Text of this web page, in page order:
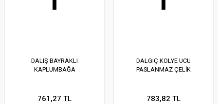
DALIŞ BAYRAKLI
KAPLUMBAĞA
761,27 TL
DALGIÇ KOLYE UCU
PASLANMAZ ÇELİK
783,82 TL